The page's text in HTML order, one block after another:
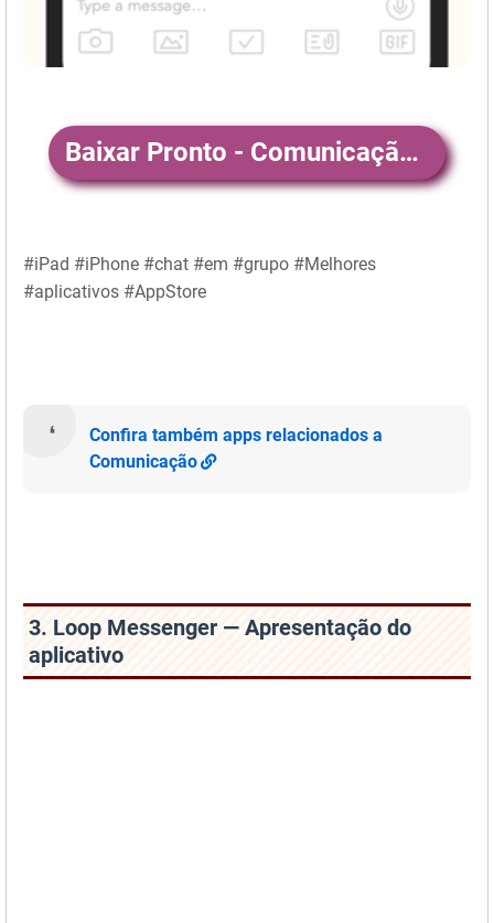
Baixar Pronto - Comunicação em Grupos
#iPad #iPhone #chat #em #grupo #Melhores
#aplicativos #AppStore
Confira também apps relacionados a
Comunicação
3. Loop Messenger — Apresentação do
aplicativo